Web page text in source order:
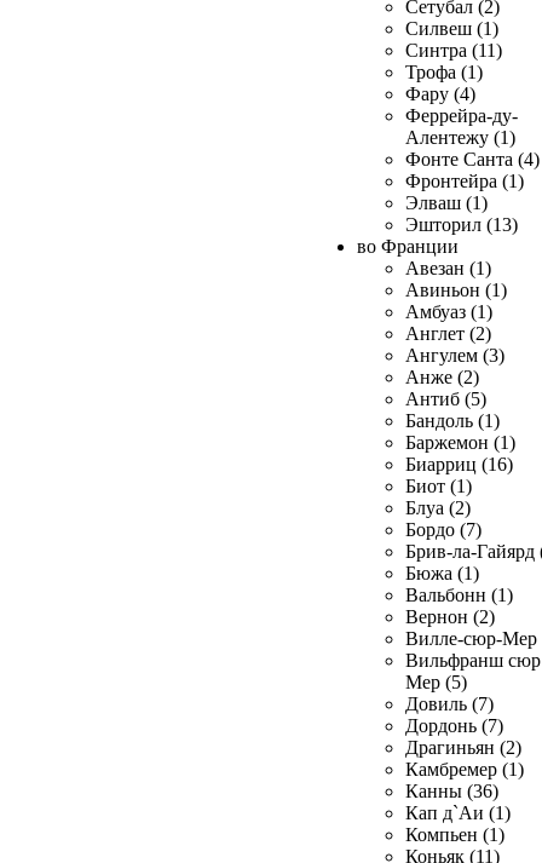
Сетубал (2)
Силвеш (1)
Синтра (11)
Трофа (1)
Фару (4)
Феррейра-ду-
Алентежу (1)
Фонте Санта (4)
Фронтейра (1)
Элваш (1)
Эшторил (13)
во Франции
Авезан (1)
Авиньон (1)
Амбуаз (1)
Англет (2)
Ангулем (3)
Анже (2)
Антиб (5)
Бандоль (1)
Баржемон (1)
Биарриц (16)
Биот (1)
Блуа (2)
Бордо (7)
Брив-ла-Гайярд
Бюжа (1)
Вальбонн (1)
Вернон (2)
Вилле-сюр-Мер
Вильфранш сюр
Мер (5)
Довиль (7)
Дордонь (7)
Драгиньян (2)
Камбремер (1)
Канны (36)
Кап д`Аи (1)
Компьен (1)
Коньяк (11)